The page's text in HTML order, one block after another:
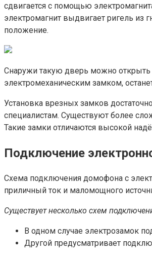
сдвигается с помощью
электромагнит выдвигает ригель из
положение.
Снаружи такую дверь можно открыть
электромеханическим замком,
Установка врезных замков
специалистам. Существуют более
Такие замки отличаются высокой
Подключение
Схема подключения домофона с
приличный ток и маломощного
Существует несколько схем
В одном случае электрозамок
Другой предусматривает